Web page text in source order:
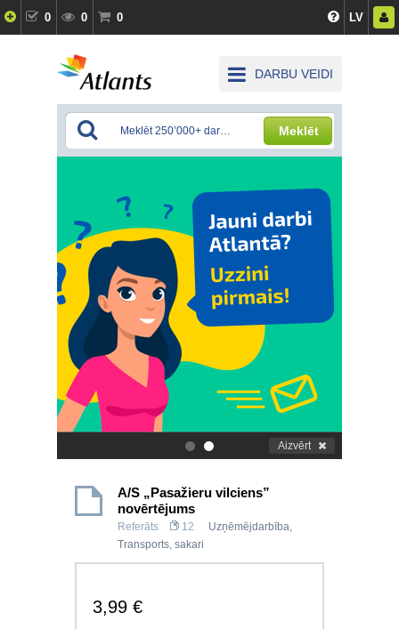
0 0 0 LV
DARBU VEIDI
Meklēt
. Aizvērt
A/S „Pasažieru vilciens”
novērtējums
Referāts 12 Uzņēmējdarbība,
Transports, sakari
3,99 €